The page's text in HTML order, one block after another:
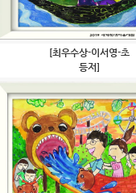
[최우수상-이서영-초
등저]